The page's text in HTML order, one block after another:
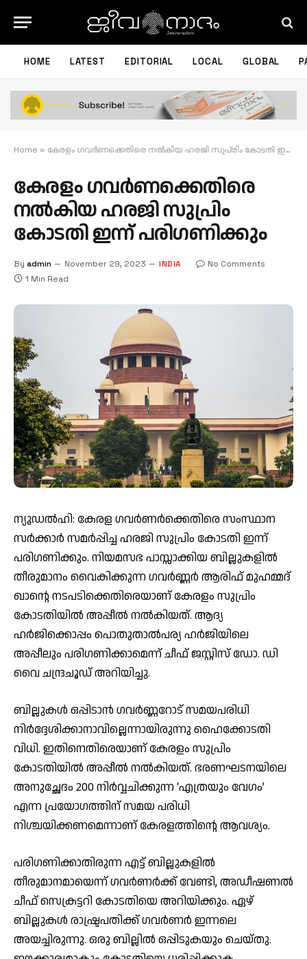
HOME LATEST EDITORIAL LOCAL GLOBAL
Home » കേരളം ഗവർണക്കെതിരെ നൽകിയ ഹരജി സുപ്രിം കോടതി ഇന്ന് പരിഗണിക്കും
കേരളം ഗവർണക്കെതിരെ
നൽകിയ ഹരജി സുപ്രിം
കോടതി ഇന്ന് പരിഗണിക്കും
By admin November 29, 2023 INDIA
No Comments
1 Min Read
ന്യൂഡൽഹി: കേരള ഗവർണർക്കെതിരെ സംസ്ഥാന
സർക്കാർ സമർപ്പിച്ച ഹരജി സുപ്രിം കോടതി ഇന്ന്
പരിഗണിക്കും. നിയമസഭ പാസ്സാക്കിയ ബില്ലുകളില്‍
തീരുമാനം വൈകിക്കുന്ന ഗവര്‍ണ്ണര്‍ ആരിഫ് മുഹമ്മദ്
ഖാന്റെ നടപടിക്കെതിരെയാണ് കേരളം സുപ്രിം
കോടതിയിൽ അപ്പീല്‍ നൽകിയത്. ആദ്യ
ഹര്‍ജിക്കൊപ്പം പൊതുതാല്‍പര്യ ഹര്‍ജിയിലെ
അപ്പീലും പരിഗണിക്കാമെന്ന് ചീഫ് ജസ്റ്റിസ് ഡോ. ഡി
വൈ ചന്ദ്രചൂഡ് അറിയിച്ചു.
ബില്ലുകള്‍ ഒപ്പിടാന്‍ ഗവര്‍ണ്ണറോട് സമയപരിധി
നിര്‍ദ്ദേശിക്കാനാവില്ലെന്നായിരുന്നു ഹൈക്കോടതി
വിധി. ഇതിനെതിരെയാണ് കേരളം സുപ്രിം
കോടതിയില്‍ അപ്പീല്‍ നല്‍കിയത്. ഭരണഘടനയിലെ
അനുച്ഛേദം 200 നിര്‍വ്വചിക്കുന്ന ‘എത്രയും വേഗം’
എന്ന പ്രയോഗത്തിന് സമയ പരിധി
നിശ്ചയിക്കണമെന്നാണ് കേരളത്തിന്റെ ആവശ്യം.
പരിഗണിക്കാതിരുന്ന എട്ട് ബില്ലുകളിൽ
തീരുമാനമായെന്ന് ഗവർണർക്ക് വേണ്ടി, അഡീഷണൽ
ചീഫ് സെക്രട്ടറി കോടതിയെ അറിയിക്കും. ഏഴ്
ബില്ലുകൾ രാഷ്ട്രപതിക്ക് ഗവർണർ ഇന്നലെ
അയച്ചിരുന്നു. ഒരു ബില്ലിൽ ഒപ്പിടുകയും ചെയ്തു.